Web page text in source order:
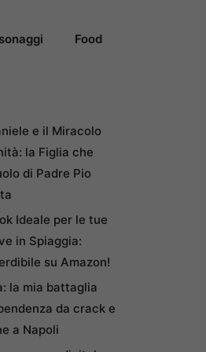
Food
e il Miracolo
la Figlia che
di Padre Pio
Ideale per le tue
in Spiaggia:
su Amazon!
la mia battaglia
da crack e
a Napoli